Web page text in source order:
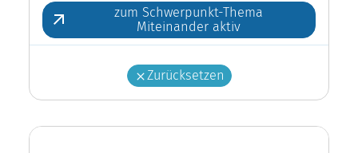
zum Schwerpunkt-Thema
Miteinander aktiv
Zurücksetzen